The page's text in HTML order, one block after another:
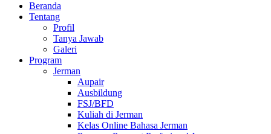
Beranda
Tentang
Profil
Tanya Jawab
Galeri
Program
Jerman
Aupair
Ausbildung
FSJ/BFD
Kuliah di Jerman
Kelas Online Bahasa Jerman